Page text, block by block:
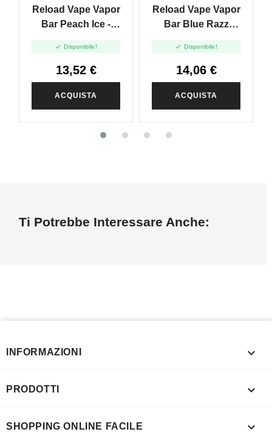
Reload Vape Vapor
Bar Peach Ice -
 Disponibile!
13,52 €
ACQUISTA
Reload Vape Vapor
Bar Blue Razz
Shot - 20 Ml
 Disponibile!
14,06 €
ACQUISTA
Ti Potrebbe Interessare Anche:
INFORMAZIONI 
PRODOTTI 
SHOPPING ONLINE FACILE 